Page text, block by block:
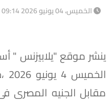
الخميس، 04 يونيو 2026 09:14 ص
ينشر موقع "يلابيزنس "
مقابل الجنيه المصرى